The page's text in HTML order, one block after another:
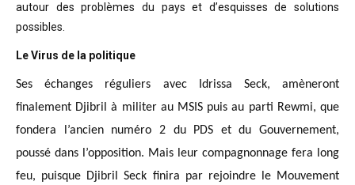
autour des problèmes du pays et d’esquisses de solutions
possibles.
Le Virus de la politique
Ses échanges réguliers avec Idrissa Seck, amèneront
finalement Djibril à militer au MSIS puis au parti Rewmi, que
fondera l’ancien numéro 2 du PDS et du Gouvernement,
poussé dans l’opposition. Mais leur compagnonnage fera long
feu, puisque Djibril Seck finira par rejoindre le Mouvement